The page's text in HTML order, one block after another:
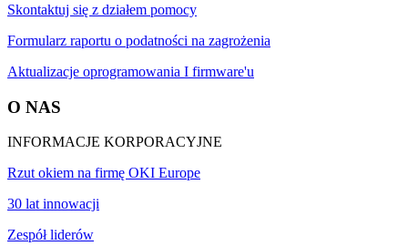
Skontaktuj się z działem pomocy
Formularz raportu o podatności na zagrożenia
Aktualizacje oprogramowania I firmware'u
O NAS
INFORMACJE KORPORACYJNE
Rzut okiem na firmę OKI Europe
30 lat innowacji
Zespół liderów